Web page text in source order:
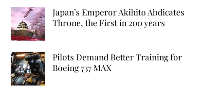
Japan’s Emperor Akihito Abdicates
Throne, the First in 200 years
Pilots Demand Better Training for
Boeing 737 MAX